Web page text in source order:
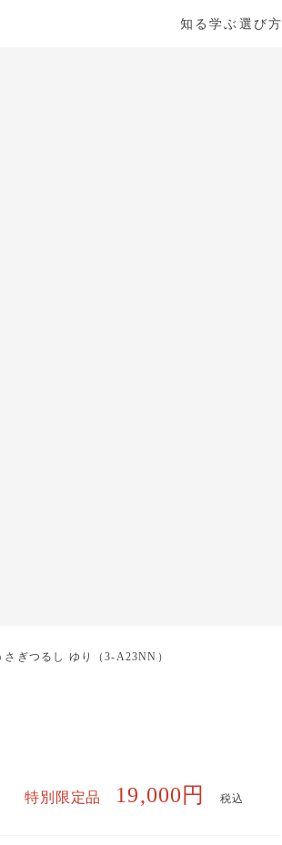
知る学ぶ 選び方
さぎつるし ゆり（3-A23NN）
特別限定品 19,000円 税込